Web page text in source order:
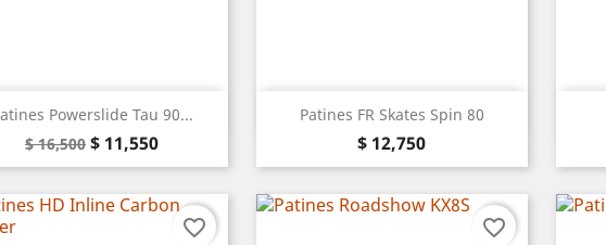
Powerslide Tau 90...
Precio
base
$ 16,500 Precio
$ 11,550
Vista rápida Patines FR Skates Spin 80
Precio
$ 12,750
 Vista rápida
favorite_border favorite_border